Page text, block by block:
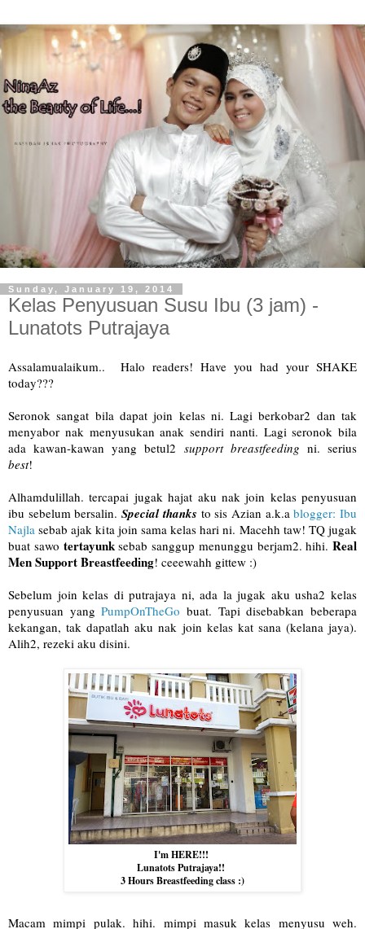
Sunday, January 19, 2014
Kelas Penyusuan Susu Ibu (3 jam) -
Lunatots Putrajaya
Assalamualaikum.. Halo readers! Have you had your SHAKE
today???
Seronok sangat bila dapat join kelas ni. Lagi berkobar2 dan tak
menyabor nak menyusukan anak sendiri nanti. Lagi seronok bila
ada kawan-kawan yang betul2 support breastfeeding ni. serius
best!
Alhamdulillah. tercapai jugak hajat aku nak join kelas penyusuan
ibu sebelum bersalin.Special thanks to sis Azian a.k.ablogger: Ibu
Najla sebab ajak kita join sama kelas hari ni. Macehh taw! TQ jugak
buat sawo tertayunksebab sanggup menunggu berjam2. hihi. Real
Men Support Breastfeeding! ceeewahh gittew :)
Sebelum join kelas di putrajaya ni, ada la jugak aku usha2 kelas
penyusuan yangPumpOnTheGo buat. Tapi disebabkan beberapa
kekangan, tak dapatlah aku nak join kelas kat sana (kelana jaya).
Alih2, rezeki aku disini.
I'm HERE!!!
Lunatots Putrajaya!!
3 Hours Breastfeeding class :)
Macam mimpi pulak. hihi. mimpi masuk kelas menyusu weh.